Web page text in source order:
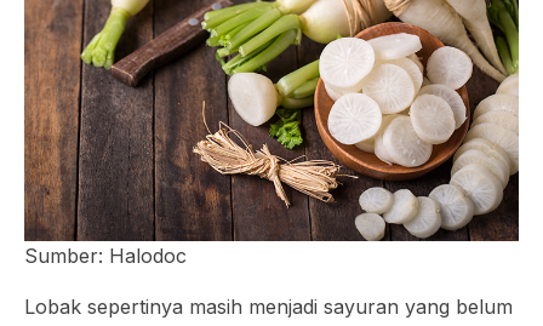
Sumber: Halodoc
Lobak sepertinya masih menjadi sayuran yang belum